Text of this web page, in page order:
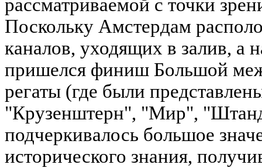
рассматриваемой с точки
Поскольку Амстердам
каналов, уходящих в залив, а
пришелся финиш Большой
регаты (где были
"Крузенштерн", "Мир",
подчеркивалось большое
исторического знания,